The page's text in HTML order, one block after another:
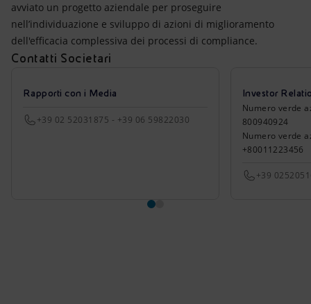
avviato un progetto aziendale per proseguire
nell’individuazione e sviluppo di azioni di miglioramento
dell'efficacia complessiva dei processi di compliance.
Contatti Societari
Rapporti con i Media
+39 02 52031875 - +39 06 59822030
Investor
Numero verde
800940924
Numero verde
+80011223456
+39